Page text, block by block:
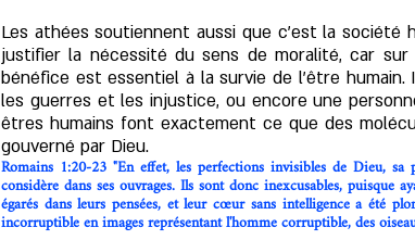
Les athées soutiennent aussi que c'est la société
justifier la nécessité du sens de moralité, car
bénéfice est essentiel à la survie de l’être
les guerres et les injustice, ou encore une
êtres humains font exactement ce que des
gouverné par Dieu.
Romains 1:20-23 "En effet, les perfections invisibles de Dieu,
considère dans ses ouvrages. Ils sont donc inexcusables,
égarés dans leurs pensées, et leur cœur sans intelligence a été
incorruptible en images représentant l'homme corruptible, des